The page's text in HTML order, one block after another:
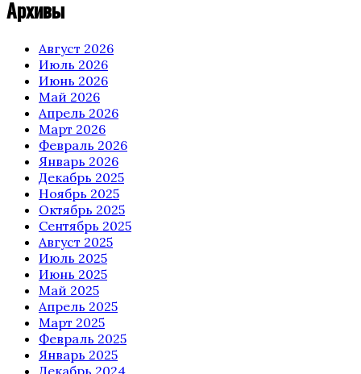
Архивы
Август 2026
Июль 2026
Июнь 2026
Май 2026
Апрель 2026
Март 2026
Февраль 2026
Январь 2026
Декабрь 2025
Ноябрь 2025
Октябрь 2025
Сентябрь 2025
Август 2025
Июль 2025
Июнь 2025
Май 2025
Апрель 2025
Март 2025
Февраль 2025
Январь 2025